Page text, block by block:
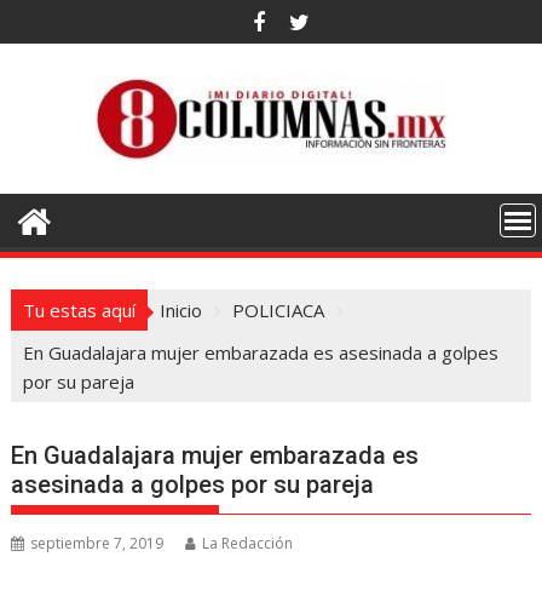
al
Tu estas aquí Inicio
POLICIACA
En Guadalajara mujer embarazada es asesinada a golpes
por su pareja
En Guadalajara mujer embarazada es
asesinada a golpes por su pareja
septiembre 7, 2019 La Redacción